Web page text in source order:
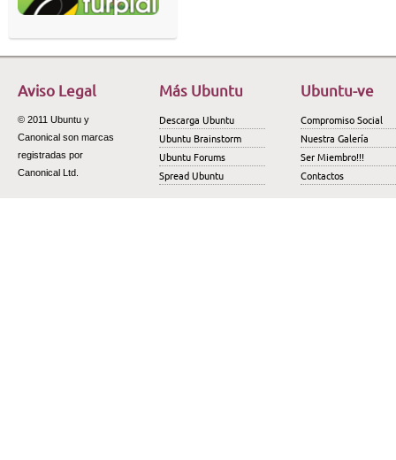
Aviso Legal
© 2011 Ubuntu y
Canonical son marcas
registradas por
Canonical Ltd.
Más Ubuntu
Descarga Ubuntu
Ubuntu Brainstorm
Ubuntu Forums
Spread Ubuntu
Ubuntu-ve
Compromiso Social
Nuestra Galería
Ser Miembro!!!
Contactos